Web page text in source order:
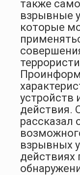
также
взрывные
которые
устройств
действия.
рассказал
взрывных
действиях